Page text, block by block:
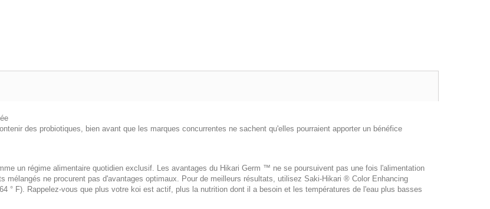
des probiotiques, bien avant que les marques concurrentes ne sachent qu'elles pourraient apporter un bénéfice
un régime alimentaire quotidien exclusif. Les avantages du Hikari Germ ™ ne se poursuivent pas une fois l'alimentation
mélangés ne procurent pas d'avantages optimaux. Pour de meilleurs résultats, utilisez Saki-Hikari ® Color Enhancing
° F). Rappelez-vous que plus votre koi est actif, plus la nutrition dont il a besoin et les températures de l'eau plus basses